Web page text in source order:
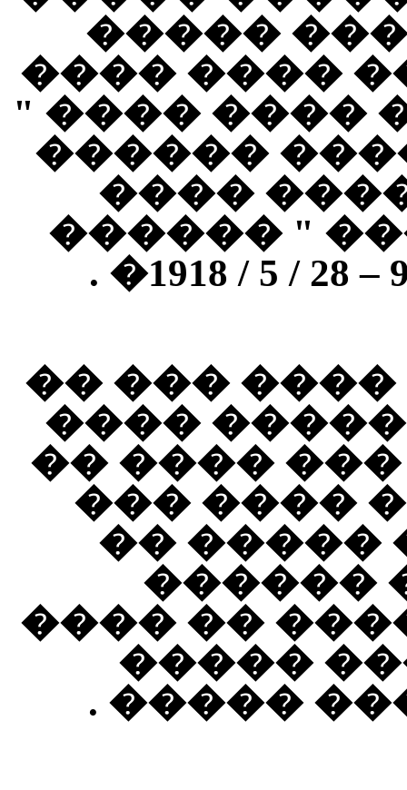
: " �� ���
����� – ���
– ������� "
��� ��
������ �
������
�� ���� ��
���������
������ �
��� ����
�������
�������
����
�������